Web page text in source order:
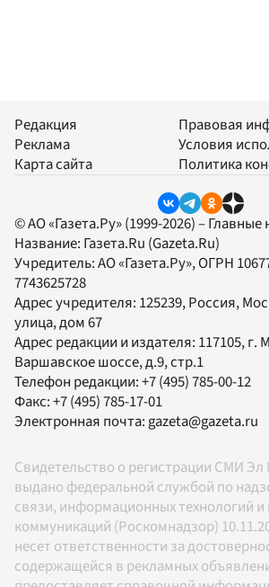
Редакция
Реклама
Карта сайта
Правовая
Условия
Политика
© АО «Газета.Ру» (1999-2026) –
Название: Газета.Ru (Gazeta.Ru)
Учредитель:АО «Газета.Ру», ОГРН
7743625728
Адрес учредителя: 125239, Россия,
улица, дом 67
Адрес редакции и издателя: 117105, г.
Варшавское шоссе, д.9, стр.1
Телефон редакции:+7 (495) 785-00-12
Факс:+7 (495) 785-17-01
Электронная почта:gazeta@gazeta.ru
Свидетельство о регистрации СМИ
выдано федеральной службой по
связи, информационных технологий
коммуникаций (Роскомнадзор)
несет ответственности за
содержащейся в рекламных